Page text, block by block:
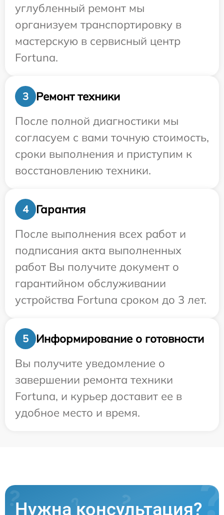
углубленный ремонт мы
организуем транспортировку в
мастерскую в сервисный центр
Fortuna.
3
Ремонт техники
После полной диагностики мы
согласуем с вами точную стоимость,
сроки выполнения и приступим к
восстановлению техники.
4
Гарантия
После выполнения всех работ и
подписания акта выполненных
работ Вы получите документ о
гарантийном обслуживании
устройства Fortuna сроком до 3 лет.
5
Информирование о готовности
Вы получите уведомление о
завершении ремонта техники
Fortuna, и курьер доставит ее в
удобное место и время.
Нужна консультация?